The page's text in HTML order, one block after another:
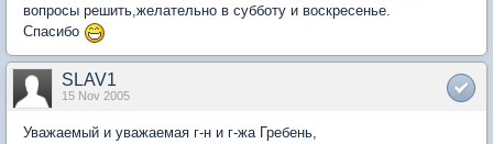
вопросы решить,желательно в субботу и воскресенье.
Спасибо
SLAV1
15 Nov 2005
Уважаемый и уважаемая г-н и г-жа Гребень,